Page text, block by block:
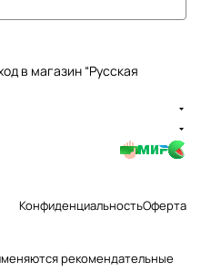
в магазин “Русская
КонфиденциальностьОферта
рекомендательные